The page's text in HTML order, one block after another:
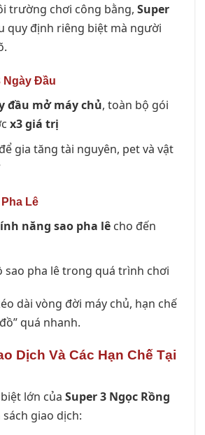
trường chơi công bằng, Super
quy định riêng biệt mà người
Ngày Đầu
đầu mở máy chủ, toàn bộ gói
x3 giá trị
gia tăng tài nguyên, pet và vật
Lê
năng sao pha lêcho đến
sao pha lê trong quá trình chơi
dài vòng đời máy chủ, hạn chế
quá nhanh.
Dịch Và Các Hạn Chế Tại
lớn của Super 3 Ngọc Rồng
sách giao dịch: